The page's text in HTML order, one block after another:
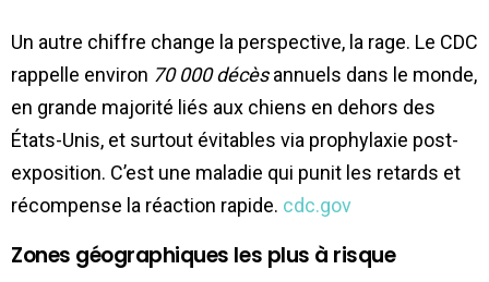
Un autre chiffre change la perspective, la rage. Le CDC
rappelle environ 70 000 décèsannuels dans le monde,
en grande majorité liés aux chiens en dehors des
États-Unis, et surtout évitables via prophylaxie post-
exposition. C’est une maladie qui punit les retards et
récompense la réaction rapide. cdc.gov
Zones géographiques les plus à risque